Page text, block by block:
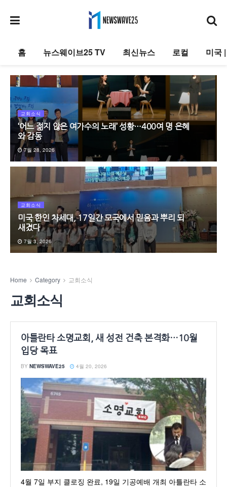
홈 뉴스웨이브25 TV 최신뉴스 로컬 미국
교회소식
‘어느 젊지 않은 여가수의 노래’ 성황…400여 명 은혜
와 감동
7월 28, 2026
교회소식
미국 한인 차세대, 17일간 모국에서 믿음과 뿌리 되
새겼다
7월 3, 2026
Home Category 교회소식
교회소식
아틀란타 소명교회, 새 성전 건축 본격화…10월
입당 목표
BY NEWSWAVE25 4월 20, 2026
4월 7일 부지 클로징 완료, 19일 기공예배 개최 아틀란타 소